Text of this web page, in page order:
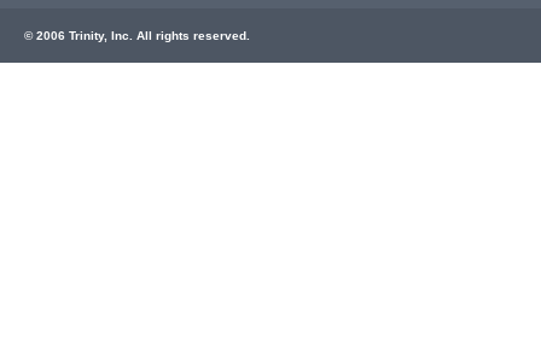
© 2006 Trinity, Inc. All rights reserved.